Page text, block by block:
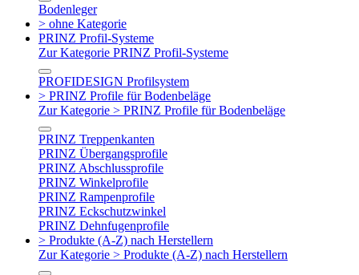
Bodenleger
> ohne Kategorie
PRINZ Profil-Systeme
Zur Kategorie PRINZ Profil-Systeme
PROFIDESIGN Profilsystem
> PRINZ Profile für Bodenbeläge
Zur Kategorie > PRINZ Profile für Bodenbeläge
PRINZ Treppenkanten
PRINZ Übergangsprofile
PRINZ Abschlussprofile
PRINZ Winkelprofile
PRINZ Rampenprofile
PRINZ Eckschutzwinkel
PRINZ Dehnfugenprofile
> Produkte (A-Z) nach Herstellern
Zur Kategorie > Produkte (A-Z) nach Herstellern